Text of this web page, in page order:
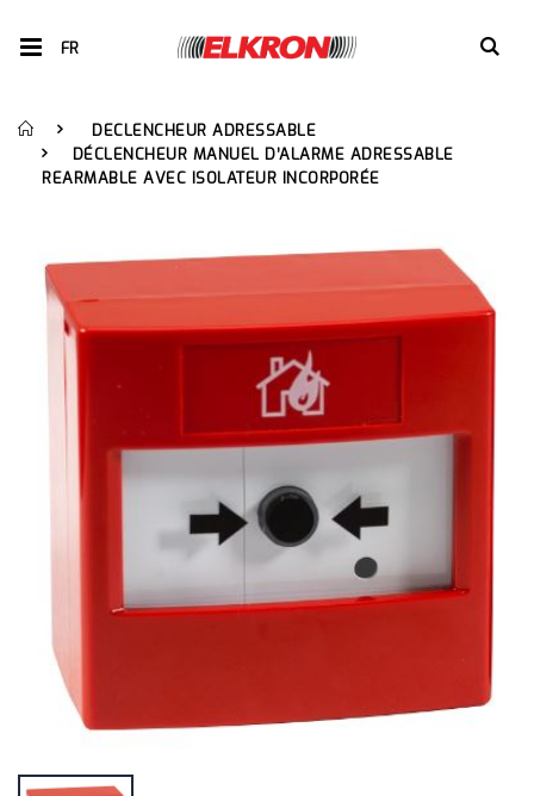
FR
DECLENCHEUR ADRESSABLE
DÉCLENCHEUR MANUEL D’ALARME ADRESSABLE
REARMABLE AVEC ISOLATEUR INCORPORÉE